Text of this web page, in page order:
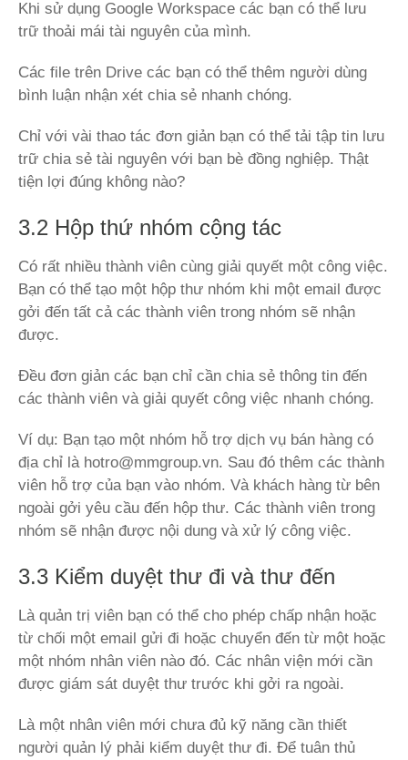
Khi sử dụng Google Workspace các bạn có thể lưu
trữ thoải mái tài nguyên của mình.
Các file trên Drive các bạn có thể thêm người dùng
bình luận nhận xét chia sẻ nhanh chóng.
Chỉ với vài thao tác đơn giản bạn có thể tải tập tin lưu
trữ chia sẻ tài nguyên với bạn bè đồng nghiệp. Thật
tiện lợi đúng không nào?
3.2 Hộp thứ nhóm cộng tác
Có rất nhiều thành viên cùng giải quyết một công việc.
Bạn có thể tạo một hộp thư nhóm khi một email được
gởi đến tất cả các thành viên trong nhóm sẽ nhận
được.
Đều đơn giản các bạn chỉ cần chia sẻ thông tin đến
các thành viên và giải quyết công việc nhanh chóng.
Ví dụ: Bạn tạo một nhóm hỗ trợ dịch vụ bán hàng có
địa chỉ là hotro@mmgroup.vn. Sau đó thêm các thành
viên hỗ trợ của bạn vào nhóm. Và khách hàng từ bên
ngoài gởi yêu cầu đến hộp thư. Các thành viên trong
nhóm sẽ nhận được nội dung và xử lý công việc.
3.3 Kiểm duyệt thư đi và thư đến
Là quản trị viên bạn có thể cho phép chấp nhận hoặc
từ chối một email gửi đi hoặc chuyển đến từ một hoặc
một nhóm nhân viên nào đó. Các nhân viện mới cần
được giám sát duyệt thư trước khi gởi ra ngoài.
Là một nhân viên mới chưa đủ kỹ năng cần thiết
người quản lý phải kiểm duyệt thư đi. Để tuân thủ